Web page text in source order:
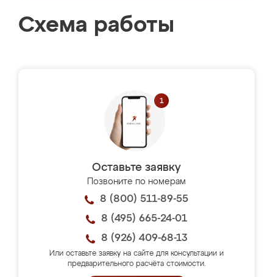
Схема работы
Оставьте заявку
Позвоните по номерам
8 (800) 511-89-55
8 (495) 665-24-01
8 (926) 409-68-13
Или оставьте заявку на сайте для консультации и
предварительного расчёта стоимости.